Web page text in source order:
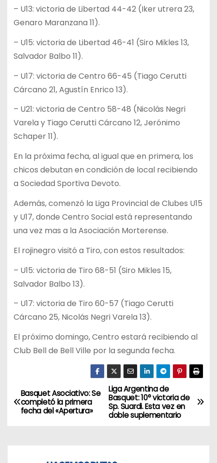
– U13: victoria de Libertad 44-42 (Iker utrera 23,
Genaro Maranzana 11).
– U15: victoria de Libertad 46-41 (Siro Mikles 13,
Salvador Balbo 11).
– U17: victoria de Centro 66-45 (Tiago Cerutti
Cárcano 21, Agustín Enrico 13).
– U21: victoria de Centro 58-48 (Nicolás Negri
Varela y Tiago Cerutti Cárcano 12, Jerónimo
Schaper 11).
En la próxima fecha, al igual que en primera, los
chicos debutan en condición de local recibiendo
a Sociedad Sportiva Devoto.
Además, comenzó la Liga Provincial de Clubes U15
y U17, donde Centro Social está representando
una vez mas a la Asociación Morterense.
El rojinegro visitó a Tiro, con estos resultados:
– U15: victoria de Tiro 68-51 (Siro Mikles 15,
Salvador Balbo 13).
– U17: victoria de Tiro 60-57 (Tiago Cerutti
Cárcano 25, Nicolás Negri Varela 13).
El próximo domingo, Centro estará recibiendo al
Club Bell de Bell Ville por la segunda fecha.
N
a
Liga Argentina de
Basquet: 10° victoria de
Sp. Suardi. Esta vez en
doble suplementario
Basquet Asociativo: Se
completó la primera
fecha del «Apertura»